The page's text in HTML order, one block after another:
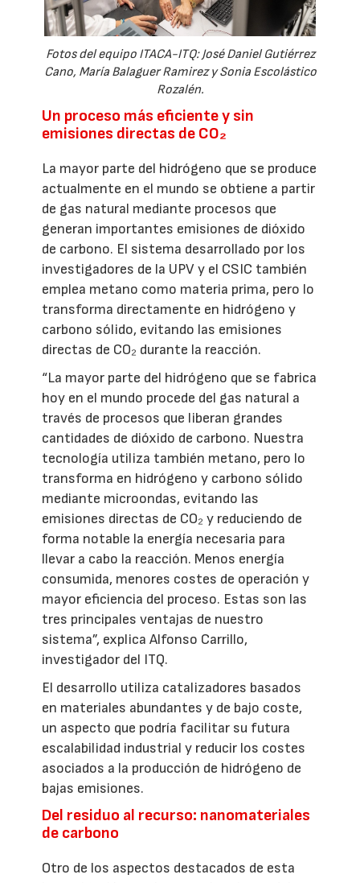
Fotos del equipo ITACA-ITQ: José Daniel Gutiérrez
Cano, María Balaguer Ramirez y Sonia Escolástico
Rozalén.
Un proceso más eficiente y sin
emisiones directas de CO₂
La mayor parte del hidrógeno que se produce
actualmente en el mundo se obtiene a partir
de gas natural mediante procesos que
generan importantes emisiones de dióxido
de carbono. El sistema desarrollado por los
investigadores de la UPV y el CSIC también
emplea metano como materia prima, pero lo
transforma directamente en hidrógeno y
carbono sólido, evitando las emisiones
directas de CO₂ durante la reacción.
“La mayor parte del hidrógeno que se fabrica
hoy en el mundo procede del gas natural a
través de procesos que liberan grandes
cantidades de dióxido de carbono. Nuestra
tecnología utiliza también metano, pero lo
transforma en hidrógeno y carbono sólido
mediante microondas, evitando las
emisiones directas de CO₂ y reduciendo de
forma notable la energía necesaria para
llevar a cabo la reacción. Menos energía
consumida, menores costes de operación y
mayor eficiencia del proceso. Estas son las
tres principales ventajas de nuestro
sistema”, explica Alfonso Carrillo,
investigador del ITQ.
El desarrollo utiliza catalizadores basados
en materiales abundantes y de bajo coste,
un aspecto que podría facilitar su futura
escalabilidad industrial y reducir los costes
asociados a la producción de hidrógeno de
bajas emisiones.
Del residuo al recurso: nanomateriales
de carbono
Otro de los aspectos destacados de esta